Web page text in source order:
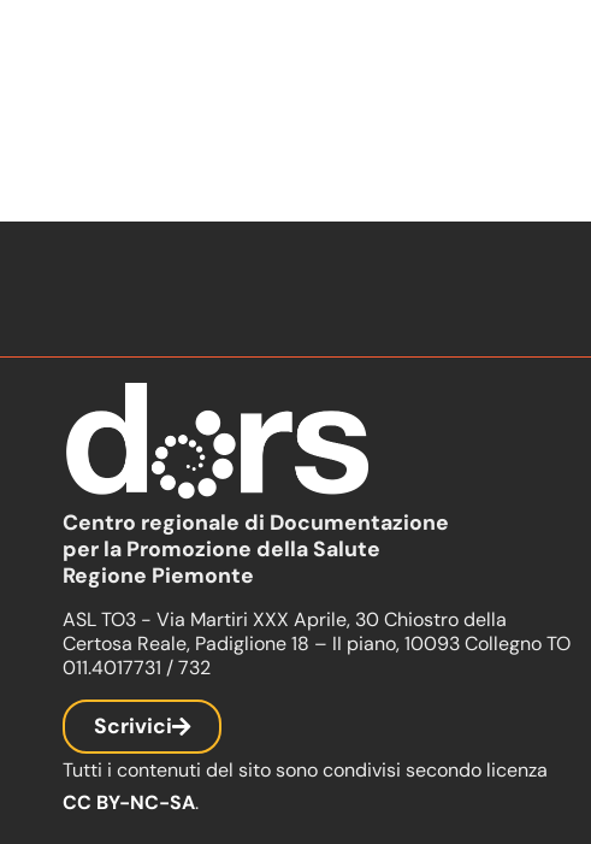
Centro regionale di Documentazione
per la Promozione della Salute
Regione Piemonte
ASL TO3 - Via Martiri XXX Aprile, 30 Chiostro della
Certosa Reale, Padiglione 18 – II piano, 10093 Collegno TO
011.4017731 / 732
Scrivici
Tutti i contenuti del sito sono condivisi secondo licenza
CC BY-NC-SA.